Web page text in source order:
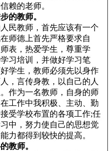
赖的老师。
的教师。
民教师，首先应该有一个
师德上首先严格要求自
表，热爱学生，尊重学
习培训，并做好学习笔
学生，教师必须先以身作
，言传身教，以自己的人
作为一名教师，自身的师
工作中我积极、主动、勤
受学校布置的各项工作;任
中，努力使自己的思想觉
力都得到较快的提高。
教师。